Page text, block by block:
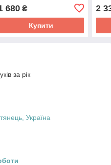
680₴
Купити
2
за рік
Україна